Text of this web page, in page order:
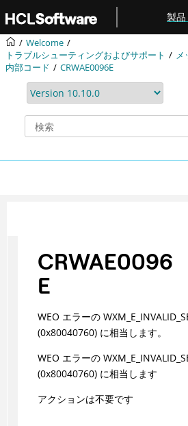
メインコンテンツにジャンプ
製品
Welcome
トラブルシューティングおよびサポート
メ
内部コード
CRWAE0096E
CRWAE0096
E
WEO エラーの
(0x80040760) に相当します。
WEO エラーの
(0x80040760) に相当します
アクションは不要です